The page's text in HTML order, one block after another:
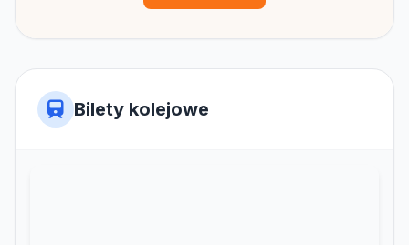
Bilety kolejowe